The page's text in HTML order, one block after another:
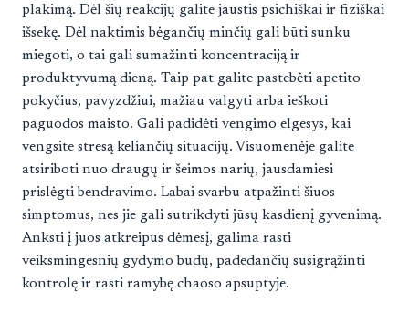
plakimą. Dėl šių reakcijų galite jaustis psichiškai ir fiziškai
išsekę. Dėl naktimis bėgančių minčių gali būti sunku
miegoti, o tai gali sumažinti koncentraciją ir
produktyvumą dieną. Taip pat galite pastebėti apetito
pokyčius, pavyzdžiui, mažiau valgyti arba ieškoti
paguodos maisto. Gali padidėti vengimo elgesys, kai
vengsite stresą keliančių situacijų. Visuomenėje galite
atsiriboti nuo draugų ir šeimos narių, jausdamiesi
prislėgti bendravimo. Labai svarbu atpažinti šiuos
simptomus, nes jie gali sutrikdyti jūsų kasdienį gyvenimą.
Anksti į juos atkreipus dėmesį, galima rasti
veiksmingesnių gydymo būdų, padedančių susigrąžinti
kontrolę ir rasti ramybę chaoso apsuptyje.